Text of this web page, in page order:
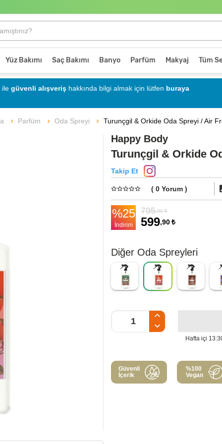
Yüz Bakımı Saç Bakımı Banyo Parfüm Makyaj Tüm
ile güvenli alışveriş hakkında bilgi almak için lütfen buraya
Parfüm Oda Spreyi Turunçgil & Orkide Oda Spreyi / Air
Happy Body
Turunçgil & Orkide
Takip Et
( 0 Yorum )
%25
İndirim
795,00 ₺
599,90 ₺
Diğer Oda Spreyleri
Hafta içi
Güvenli
İçerik
%100
Vegan